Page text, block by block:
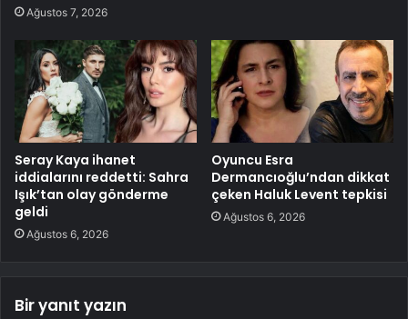
Ağustos 7, 2026
Seray Kaya ihanet
iddialarını reddetti: Sahra
Işık’tan olay gönderme
geldi
Ağustos 6, 2026
Oyuncu Esra
Dermancıoğlu’ndan dikkat
çeken Haluk Levent tepkisi
Ağustos 6, 2026
Bir yanıt yazın